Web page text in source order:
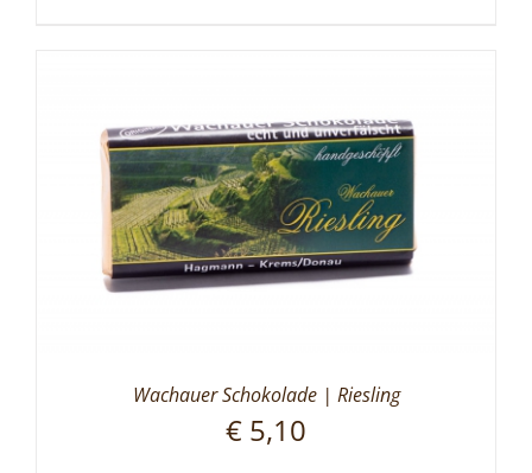
Wachauer Schokolade | Riesling
€ 5,10